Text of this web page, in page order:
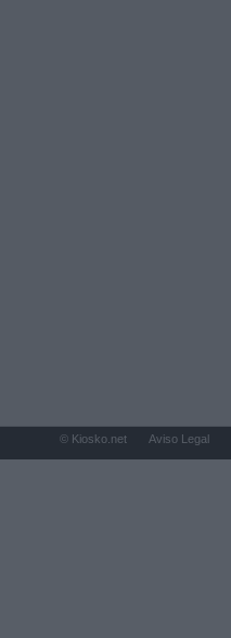
© Kiosko.net Aviso Legal